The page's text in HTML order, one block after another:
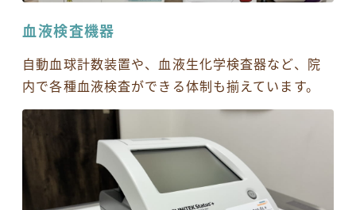
血液検査機器
自動血球計数装置や、血液生化学検査器など、院
内で各種血液検査ができる体制も揃えています。